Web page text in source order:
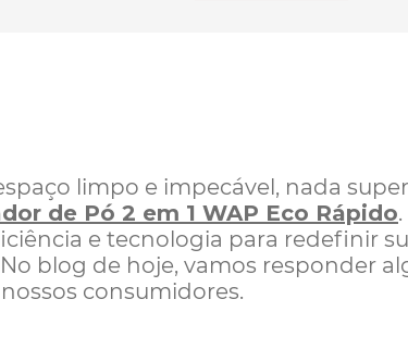
limpo e impecável, nada
de Pó 2 em 1 WAP Eco Rápido
e tecnologia para redefinir
blog de hoje, vamos responder
consumidores.